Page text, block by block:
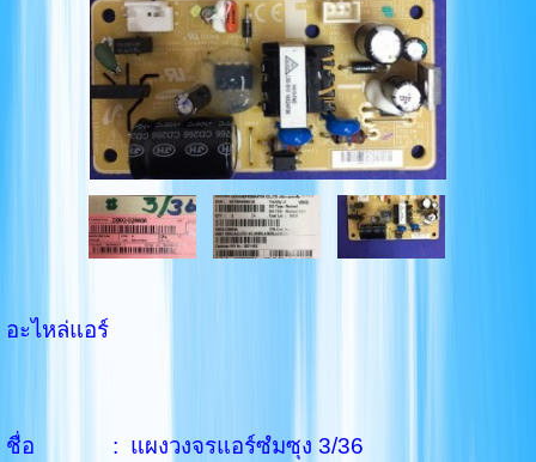
อะไหล่แอร์
ชื่อ : แผงวงจรแอร์ซํมซุง 3/36